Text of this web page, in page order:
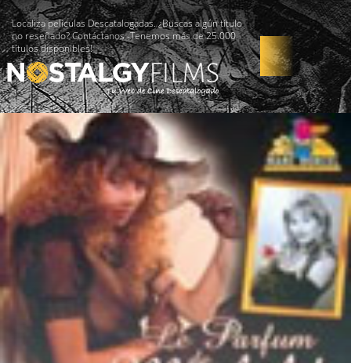
Localiza películas Descatalogadas. ¿Buscas algún título
no reseñado? Contáctanos -Tenemos más de 25.000
títulos disponibles!